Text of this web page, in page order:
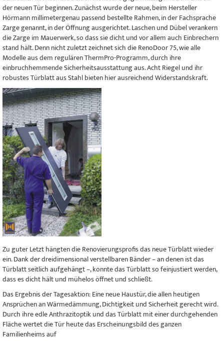
der neuen Tür beginnen. Zunächst wurde der neue, beim Hersteller
Hörmann millimetergenau passend bestellte Rahmen, in der Fachsprache
Zarge genannt, in der Öffnung ausgerichtet. Laschen und Dübel verankern
die Zarge im Mauerwerk, so dass sie dicht und vor allem auch Einbrechern
stand hält. Denn nicht zuletzt zeichnet sich die RenoDoor 75, wie alle
Modelle aus dem regulären ThermPro-Programm, durch ihre
einbruchhemmende Sicherheitsausstattung aus. Acht Riegel und ihr
robustes Türblatt aus Stahl bieten hier ausreichend Widerstandskraft.
Zu guter Letzt hängten die Renovierungsprofis das neue Türblatt wieder
ein. Dank der dreidimensional verstellbaren Bänder – an denen ist das
Türblatt seitlich aufgehängt –, konnte das Türblatt so feinjustiert werden,
dass es dicht hält und mühelos öffnet und schließt.
Das Ergebnis der Tagesaktion: Eine neue Haustür, die allen heutigen
Ansprüchen an Wärmedämmung, Dichtigkeit und Sicherheit gerecht wird.
Durch ihre edle Anthrazitoptik und das Türblatt mit einer durchgehenden
Fläche wertet die Tür heute das Erscheinungsbild des ganzen
Familienheims auf